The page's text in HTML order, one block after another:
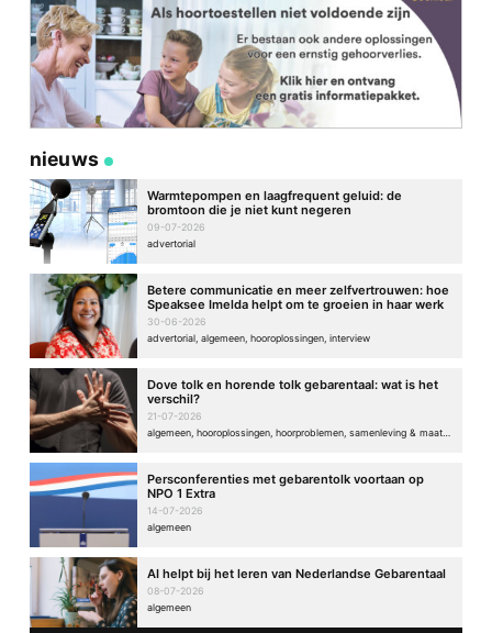
nieuws
Warmtepompen en laagfrequent geluid: de
bromtoon die je niet kunt negeren
09-07-2026
advertorial
Betere communicatie en meer zelfvertrouwen: hoe
Speaksee Imelda helpt om te groeien in haar werk
30-06-2026
advertorial, algemeen, hooroplossingen, interview
Dove tolk en horende tolk gebarentaal: wat is het
verschil?
21-07-2026
Persconferenties met gebarentolk voortaan op
NPO 1 Extra
14-07-2026
algemeen
AI helpt bij het leren van Nederlandse Gebarentaal
08-07-2026
algemeen